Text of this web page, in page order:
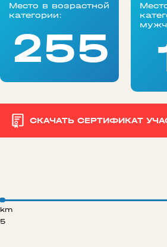
Место в возрастной
категории:
255
СКАЧАТЬ СЕРТИФИКАТ
5